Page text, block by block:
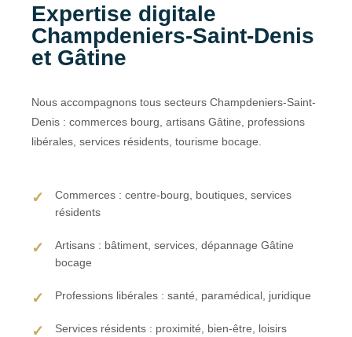
Expertise digitale
Champdeniers-Saint-Denis
et Gâtine
Nous accompagnons tous secteurs Champdeniers-Saint-
Denis : commerces bourg, artisans Gâtine, professions
libérales, services résidents, tourisme bocage.
Commerces : centre-bourg, boutiques, services
résidents
Artisans : bâtiment, services, dépannage Gâtine
bocage
Professions libérales : santé, paramédical, juridique
Services résidents : proximité, bien-être, loisirs